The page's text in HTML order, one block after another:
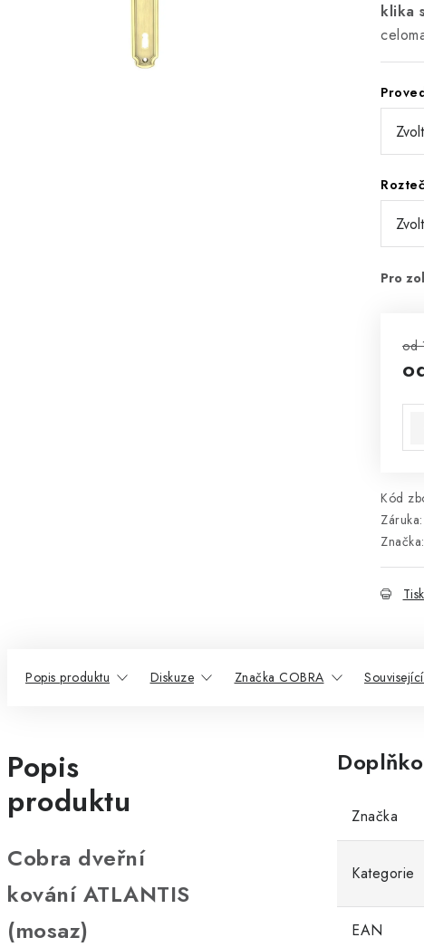
klika
Rozteč
od
Kód
Záruka:
Značka:
Tisk
Popis produktu Diskuze Značka COBRA
Popis
produktu
Cobra dveřní
kování ATLANTIS
(mosaz)
Značka
Kategorie
EAN